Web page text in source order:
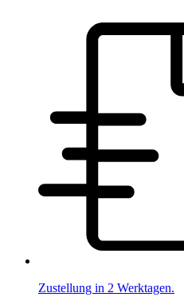
Zustellung in 2 Werktagen.